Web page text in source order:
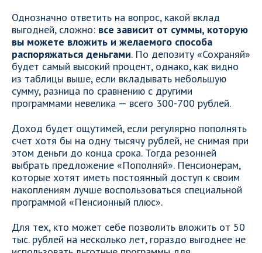
Однозначно ответить на вопрос, какой вклад
выгодней, сложно: все зависит от суммы, которую
вы можете вложить и желаемого способа
распоряжаться деньгами. По депозиту «Сохраняй»
будет самый высокий процент, однако, как видно
из таблицы выше, если вкладывать небольшую
сумму, разница по сравнению с другими
программами невелика — всего 300-700 рублей.
Доход будет ощутимей, если регулярно пополнять
счет хотя бы на одну тысячу рублей, не снимая при
этом деньги до конца срока. Тогда резонней
выбрать предложение «Пополняй». Пенсионерам,
которые хотят иметь постоянный доступ к своим
накоплениям лучше воспользоваться специальной
программой «Пенсионный плюс».
Для тех, кто может себе позволить вложить от 50
тыс. рублей на несколько лет, гораздо выгоднее не